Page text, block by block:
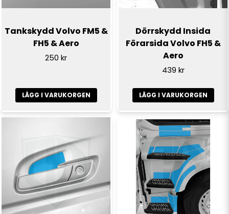
Tankskydd Volvo FM5 &
FH5 & Aero
250 kr
LÄGG I VARUKORGEN
Dörrskydd Insida
Förarsida Volvo FH5 &
Aero
439 kr
LÄGG I VARUKORGEN